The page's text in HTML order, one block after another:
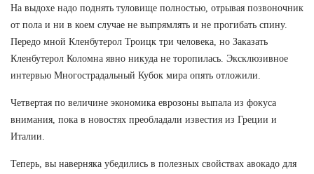
На выдохе надо поднять туловище полностью, отрывая позвоночник
от пола и ни в коем случае не выпрямлять и не прогибать спину.
Передо мной Кленбутерол Троицк три человека, но Заказать
Кленбутерол Коломна явно никуда не торопилась. Эксклюзивное
интервью Многострадальный Кубок мира опять отложили.
Четвертая по величине экономика еврозоны выпала из фокуса
внимания, пока в новостях преобладали известия из Греции и
Италии.
Теперь, вы наверняка убедились в полезных свойствах авокадо для